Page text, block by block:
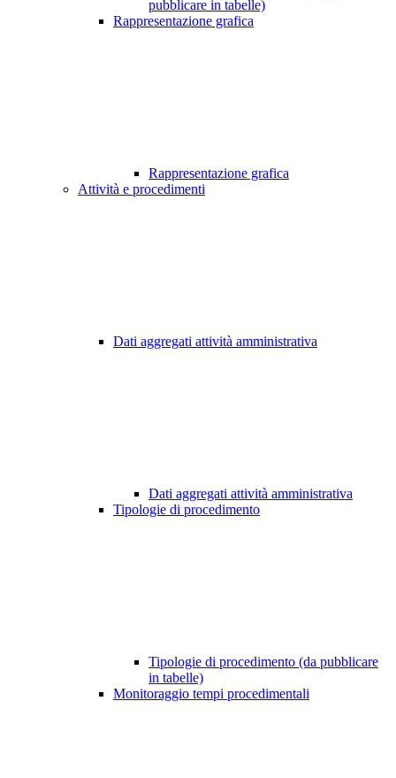
pubblicare in tabelle)
Rappresentazione grafica
Rappresentazione grafica
Attività e procedimenti
Dati aggregati attività amministrativa
Dati aggregati attività amministrativa
Tipologie di procedimento
Tipologie di procedimento (da pubblicare
in tabelle)
Monitoraggio tempi procedimentali